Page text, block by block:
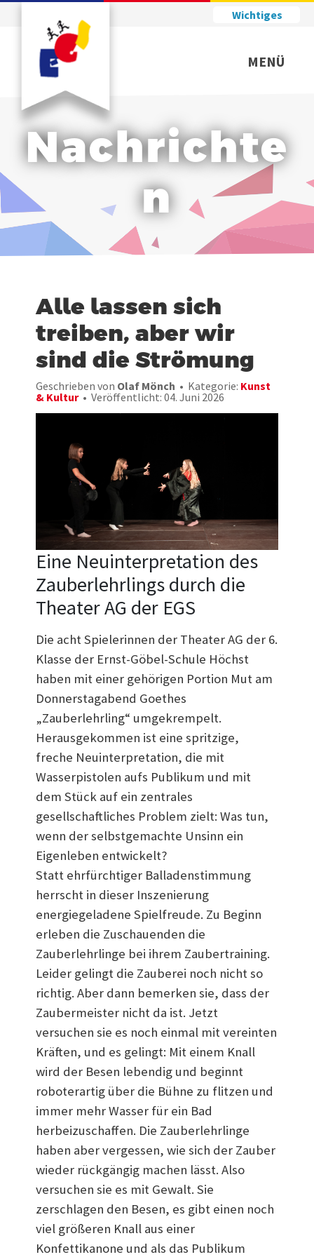
Wichtiges
MENÜ
Nachrichte
n
Alle lassen sich
treiben, aber wir
sind die Strömung
Geschrieben von Olaf Mönch Kategorie: Kunst
& Kultur
Veröffentlicht: 04. Juni 2026
Eine Neuinterpretation des
Zauberlehrlings durch die
Theater AG der EGS
Die acht Spielerinnen der Theater AG der 6.
Klasse der Ernst-Göbel-Schule Höchst
haben mit einer gehörigen Portion Mut am
Donnerstagabend Goethes
„Zauberlehrling“ umgekrempelt.
Herausgekommen ist eine spritzige,
freche Neuinterpretation, die mit
Wasserpistolen aufs Publikum und mit
dem Stück auf ein zentrales
gesellschaftliches Problem zielt: Was tun,
wenn der selbstgemachte Unsinn ein
Eigenleben entwickelt?
Statt ehrfürchtiger Balladenstimmung
herrscht in dieser Inszenierung
energiegeladene Spielfreude. Zu Beginn
erleben die Zuschauenden die
Zauberlehrlinge bei ihrem Zaubertraining.
Leider gelingt die Zauberei noch nicht so
richtig. Aber dann bemerken sie, dass der
Zaubermeister nicht da ist. Jetzt
versuchen sie es noch einmal mit vereinten
Kräften, und es gelingt: Mit einem Knall
wird der Besen lebendig und beginnt
roboterartig über die Bühne zu flitzen und
immer mehr Wasser für ein Bad
herbeizuschaffen. Die Zauberlehrlinge
haben aber vergessen, wie sich der Zauber
wieder rückgängig machen lässt. Also
versuchen sie es mit Gewalt. Sie
zerschlagen den Besen, es gibt einen noch
viel größeren Knall aus einer
Konfettikanone und als das Publikum